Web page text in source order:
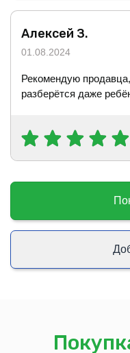
Алексей З.
01.08.2024
Рекомендую
разберётся даже